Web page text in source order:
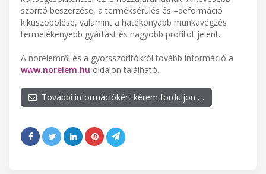
szorító beszerzése, a terméksérülés és –deformáció
kiküszöbölése, valamint a hatékonyabb munkavégzés
termelékenyebb gyártást és nagyobb profitot jelent.
A norelemről és a gyorsszorítókról tovább információ a
www.norelem.hu oldalon található.
További információkért kérem forduljon …